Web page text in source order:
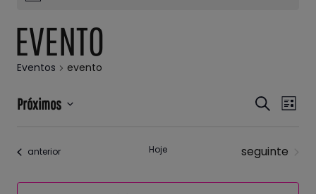
EVENTO
Eventos evento
de
visuais
Procurar
do
Lista
Próximos
data.
Eventos
anterior Hoje Eventos
seguinte